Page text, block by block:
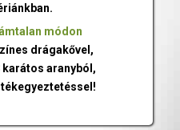
módon
drágakővel,
aranyból,